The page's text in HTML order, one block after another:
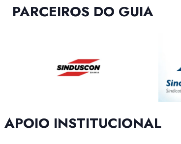
PARCEIROS DO GUIA
APOIO INSTITUCIONAL